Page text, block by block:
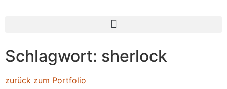
Schlagwort: sherlock
zurück zum Portfolio